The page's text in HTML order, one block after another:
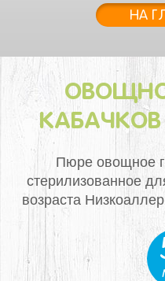
НА
Пюре овощное
стерилизованное
возраста